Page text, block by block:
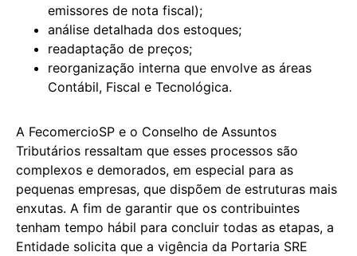
emissores de nota fiscal);
análise detalhada dos estoques;
readaptação de preços;
reorganização interna que envolve as áreas
Contábil, Fiscal e Tecnológica.
A FecomercioSP e o Conselho de Assuntos
Tributários ressaltam que esses processos são
complexos e demorados, em especial para as
pequenas empresas, que dispõem de estruturas mais
enxutas. A fim de garantir que os contribuintes
tenham tempo hábil para concluir todas as etapas, a
Entidade solicita que a vigência da Portaria SRE